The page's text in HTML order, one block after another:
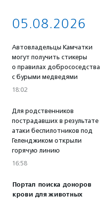
05.08.2026
Автовладельцы Камчатки
могут получить стикеры
о правилах добрососедства
с бурыми медведями
18:02
Для родственников
пострадавших в результате
атаки беспилотников под
Геленджиком открыли
горячую линию
16:58
Портал поиска доноров
крови для животных